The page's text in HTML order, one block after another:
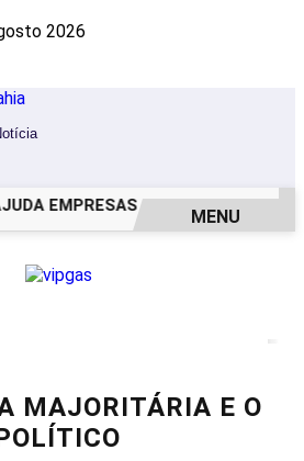
2026
EMPRESAS COM RESULTADOS
MENU
MAJORITÁRIA E O